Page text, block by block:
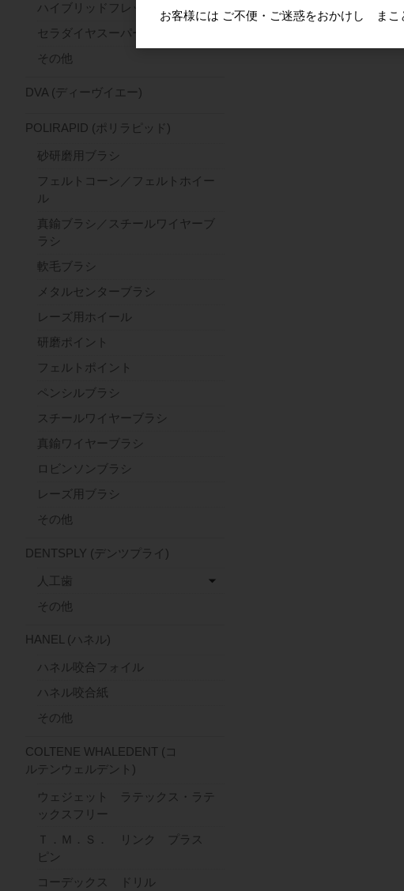
ハイブリッドフレックス
セラダイヤスーパーファースト
その他
DVA (ディーヴイエー)
POLIRAPID (ポリラピッド)
砂研磨用ブラシ
フェルトコーン／フェルトホイー
ル
真鍮ブラシ／スチールワイヤーブ
ラシ
軟毛ブラシ
メタルセンターブラシ
レーズ用ホイール
研磨ポイント
フェルトポイント
ペンシルブラシ
スチールワイヤーブラシ
真鍮ワイヤーブラシ
ロビンソンブラシ
レーズ用ブラシ
その他
DENTSPLY (デンツプライ)
人工歯
その他
HANEL (ハネル)
ハネル咬合フォイル
ハネル咬合紙
その他
COLTENE WHALEDENT (コ
ルテンウェルデント)
ウェジェット ラテックス・ラテ
ックスフリー
Ｔ．Ｍ．Ｓ． リンク プラス
ピン
コーデックス ドリル
お客様には ご不便・ご迷惑をおかけし まこ